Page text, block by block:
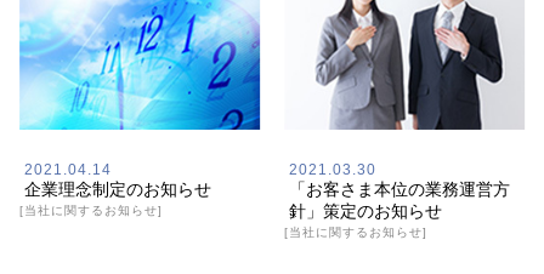
2021.04.14
企業理念制定のお知らせ
[当社に関するお知らせ]
2021.03.30
「お客さま本位の業務運営方
針」策定のお知らせ
[当社に関するお知らせ]